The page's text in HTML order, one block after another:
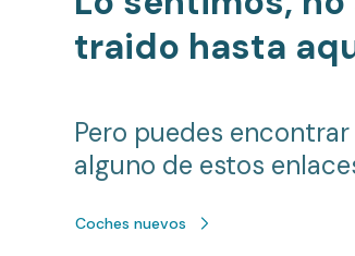
traido hasta
Pero puedes
alguno de estos
Coches nuevos